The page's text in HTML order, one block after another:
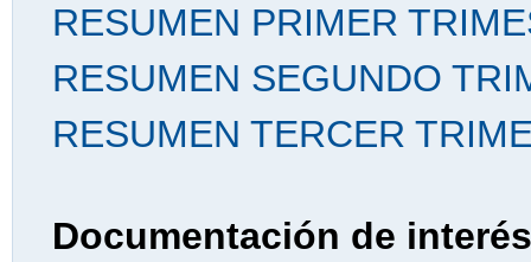
RESUMEN PRIMER
RESUMEN SEGUNDO
RESUMEN TERCER
Documentación de